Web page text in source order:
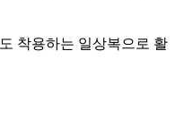
착용하는 일상복으로 활